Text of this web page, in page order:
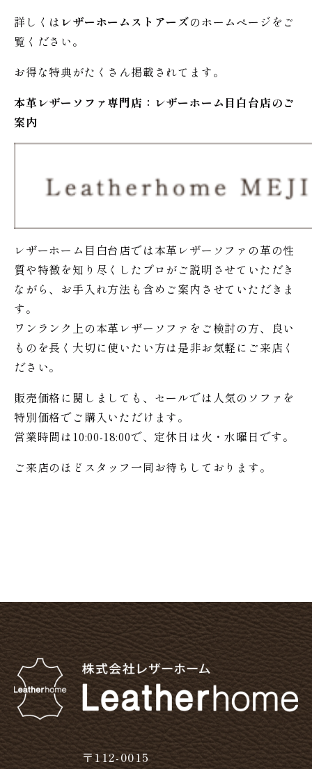
詳しくは レザーホームストアーズのホームページをご
覧ください。
お得な特典がたくさん掲載されてます。
本革レザーソファ専門店：レザーホーム 目白台店のご
案内
レザーホーム目白台店では本革レザーソファの革の性
質や特徴を知り尽くしたプロがご説明させていただき
ながら、お手入れ方法も含めご案内させていただきま
す。
ワンランク上の本革レザーソファをご検討の方、良い
ものを長く大切に使いたい方は是非お気軽にご来店く
ださい。
販売価格に関しましても、セールでは人気のソファを
特別価格でご購入いただけます。
営業時間は10:00-18:00で、定休日は火・水曜日です。
ご来店のほどスタッフ一同お待ちしております。
〒112-0015